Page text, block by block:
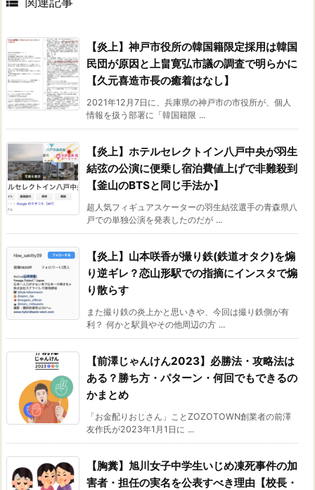
【炎上】神戸市役所の韓国籍限定採用は韓国
民団が原因と上畠寛弘市議の調査で明らかに
【久元喜造市長の癒着はなし】
2021年12月7日に、兵庫県の神戸市の市役所が、個人
情報を扱う部署に「韓国籍限 ...
【炎上】ホテルセレクトイン八戸中央が羽生
結弦の公演に便乗し宿泊費値上げで非難殺到
【釜山のBTSと同じ手法か】
超人気フィギュアスケーターの羽生結弦選手の青森県八
戸での単独公演を発表したのだが ...
【炎上】山本咲香が撮り鉄(鉄道オタク)を煽
り逆ギレ？恋山形駅での指摘にインスタで煽
り散らす
また撮り鉄の炎上かと思いきや、今回は撮り鉄側が有
利？ 何かと駅員やその他周辺の方 ...
【前澤じゃんけん2023】必勝法・攻略法は
ある？勝ち方・パターン・何回でもできるの
かまとめ
「お金配りおじさん」ことZOZOTOWN創業者の前澤
友作氏が2023年1月1日に ...
【胸糞】旭川女子中学生いじめ凍死事件の加
害者・担任の実名を公表すべき理由【校長・